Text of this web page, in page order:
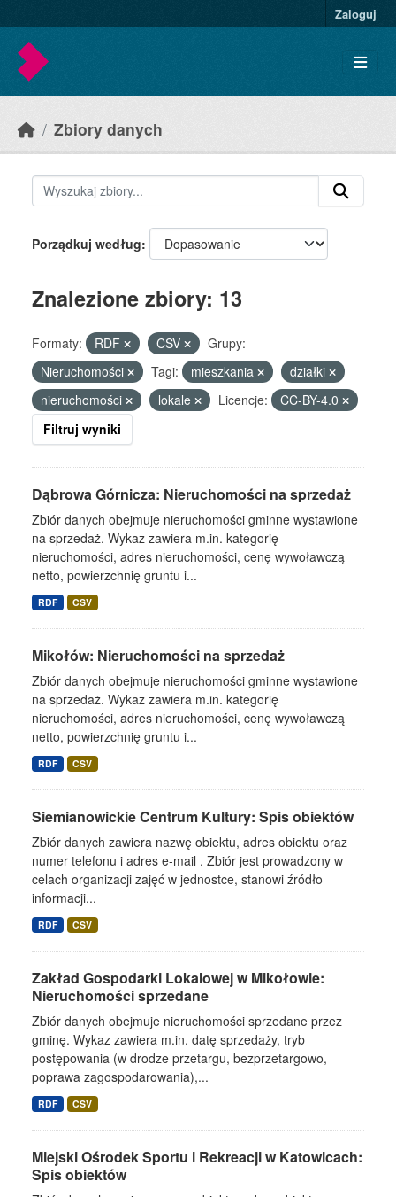
Zaloguj
Zbiory danych
Porządkuj według
Znalezione zbiory: 13
Formaty: RDF CSV
Grupy:
Nieruchomości
Tagi: mieszkania
działki
nieruchomości
lokale Licencje:
CC-BY-4.0
Filtruj wyniki
Dąbrowa Górnicza: Nieruchomości na sprzedaż
Zbiór danych obejmuje nieruchomości gminne wystawione
na sprzedaż. Wykaz zawiera m.in. kategorię
nieruchomości, adres nieruchomości, cenę wywoławczą
netto, powierzchnię gruntu i...
RDF CSV
Mikołów: Nieruchomości na sprzedaż
Zbiór danych obejmuje nieruchomości gminne wystawione
na sprzedaż. Wykaz zawiera m.in. kategorię
nieruchomości, adres nieruchomości, cenę wywoławczą
netto, powierzchnię gruntu i...
RDF CSV
Siemianowickie Centrum Kultury: Spis obiektów
Zbiór danych zawiera nazwę obiektu, adres obiektu oraz
numer telefonu i adres e-mail . Zbiór jest prowadzony w
celach organizacji zajęć w jednostce, stanowi źródło
informacji...
RDF CSV
Zakład Gospodarki Lokalowej w Mikołowie:
Nieruchomości sprzedane
Zbiór danych obejmuje nieruchomości sprzedane przez
gminę. Wykaz zawiera m.in. datę sprzedaży, tryb
postępowania (w drodze przetargu, bezprzetargowo,
poprawa zagospodarowania),...
RDF CSV
Miejski Ośrodek Sportu i Rekreacji w Katowicach:
Spis obiektów